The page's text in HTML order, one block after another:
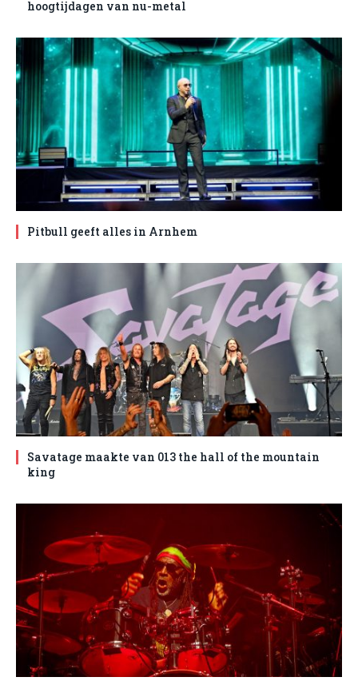
hoogtijdagen van nu-metal
Pitbull geeft alles in Arnhem
Savatage maakte van 013 the hall of the mountain
king